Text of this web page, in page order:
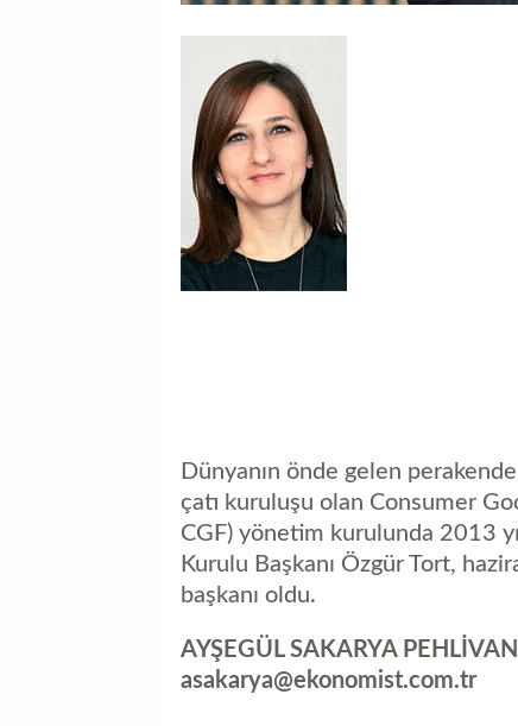
Dünyanın önde gelen
çatı kuruluşu olan Consumer
CGF) yönetim kurulunda 2013
Kurulu Başkanı Özgür Tort,
başkanı oldu.
AYŞEGÜL SAKARYA PEHLİVAN
asakarya@ekonomist.com.tr